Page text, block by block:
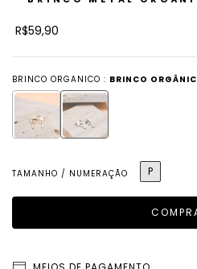
R$59,90
BRINCO ORGANICO : BRINCO
TAMANHO / NUMERAÇÃO P